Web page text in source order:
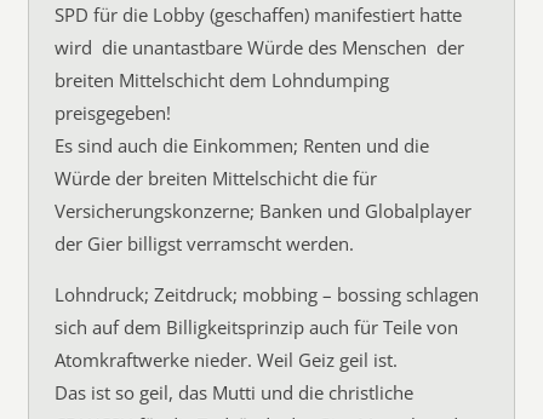
SPD für die Lobby (geschaffen) manifestiert hatte
wird  die unantastbare Würde des Menschen  der
breiten Mittelschicht dem Lohndumping
preisgegeben!
Es sind auch die Einkommen; Renten und die
Würde der breiten Mittelschicht die für
Versicherungskonzerne; Banken und Globalplayer
der Gier billigst verramscht werden.
Lohndruck; Zeitdruck; mobbing – bossing schlagen
sich auf dem Billigkeitsprinzip auch für Teile von
Atomkraftwerke nieder. Weil Geiz geil ist.
Das ist so geil, das Mutti und die christliche